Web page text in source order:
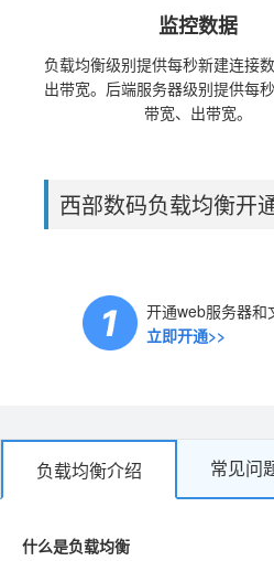
监控数据
负载均衡级别提供每秒新建连接数
出带宽。后端服务器级别提供每
带宽、出带宽。
西部数码负载均衡开
开通web服务器和
立即开通>>
负载均衡介绍 常见问
什么是负载均衡